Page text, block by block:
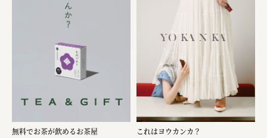
無料でお茶が飲めるお茶屋 これはヨウカンカ？